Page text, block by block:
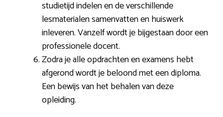
studietijd indelen en de verschillende
lesmaterialen samenvatten en huiswerk
inleveren. Vanzelf wordt je bijgestaan door een
professionele docent.
Zodra je alle opdrachten en examens hebt
afgerond wordt je beloond met een diploma.
Een bewijs van het behalen van deze
opleiding.